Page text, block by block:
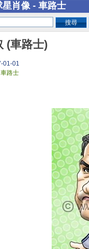
星肖像 - 車路士
搜尋
(車路士)
01-01
車路士